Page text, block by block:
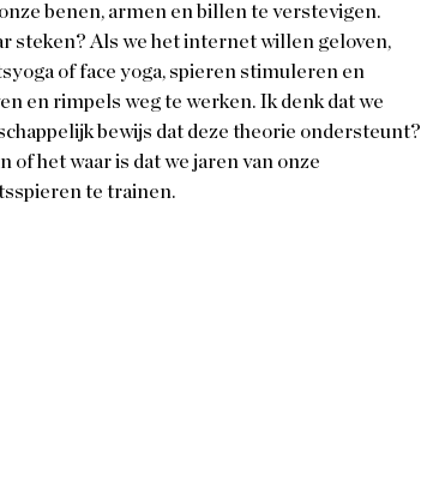
benen, armen en billen te verstevigen.
steken? Als we het internet willen geloven,
of face yoga, spieren stimuleren en
en rimpels weg te werken. Ik denk dat we
bewijs dat deze theorie ondersteunt?
of het waar is dat we jaren van onze
te trainen.